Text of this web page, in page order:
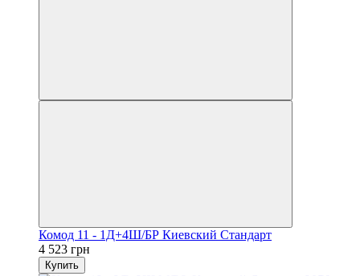
Комод 11 - 1Д+4Ш/БР Киевский Стандарт
4 523 грн
Купить